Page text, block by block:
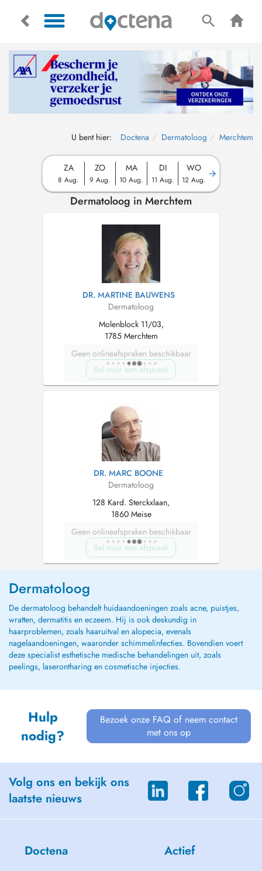
U bent hier: Doctena Dermatoloog Merchtem
ZA
8 Aug.
ZO
9 Aug.
MA
10 Aug.
DI
11 Aug.
WO
12 Aug.
Dermatoloog in Merchtem
DR. MARTINE BAUWENS
Dermatoloog
Molenblock 11/03,
1785 Merchtem
Geen onlineafspraken beschikbaar
Bel voor een afspraak
DR. MARC BOONE
Dermatoloog
128 Kard. Sterckxlaan,
1860 Meise
Geen onlineafspraken beschikbaar
Bel voor een afspraak
Dermatoloog
De dermatoloog behandelt huidaandoeningen zoals acne, puistjes,
wratten, dermatitis en eczeem. Hij is ook deskundig in
haarproblemen, zoals haaruitval en alopecia, evenals
nagelaandoeningen, waaronder schimmelinfecties. Bovendien voert
deze specialist esthetische medische behandelingen uit, zoals
peelings, laserontharing en cosmetische injecties.
Hulp
nodig?
Bezoek onze FAQ of neem contact
met ons op
Volg ons en bekijk ons
laatste nieuws
Doctena Actief